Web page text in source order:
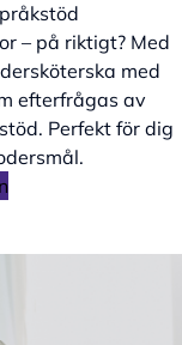
– på riktigt? Med
med
efterfrågas av
Perfekt för dig